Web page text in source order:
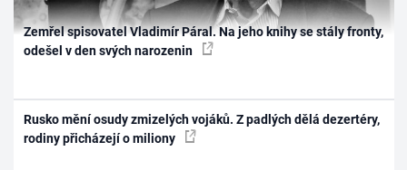
Zemřel spisovatel Vladimír Páral. Na jeho knihy se stály fronty,
odešel v den svých narozenin
Rusko mění osudy zmizelých vojáků. Z padlých dělá dezertéry,
rodiny přicházejí o miliony